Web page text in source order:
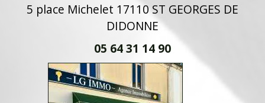
5 place Michelet 17110 ST GEORGES DE
DIDONNE
05 64 31 14 90